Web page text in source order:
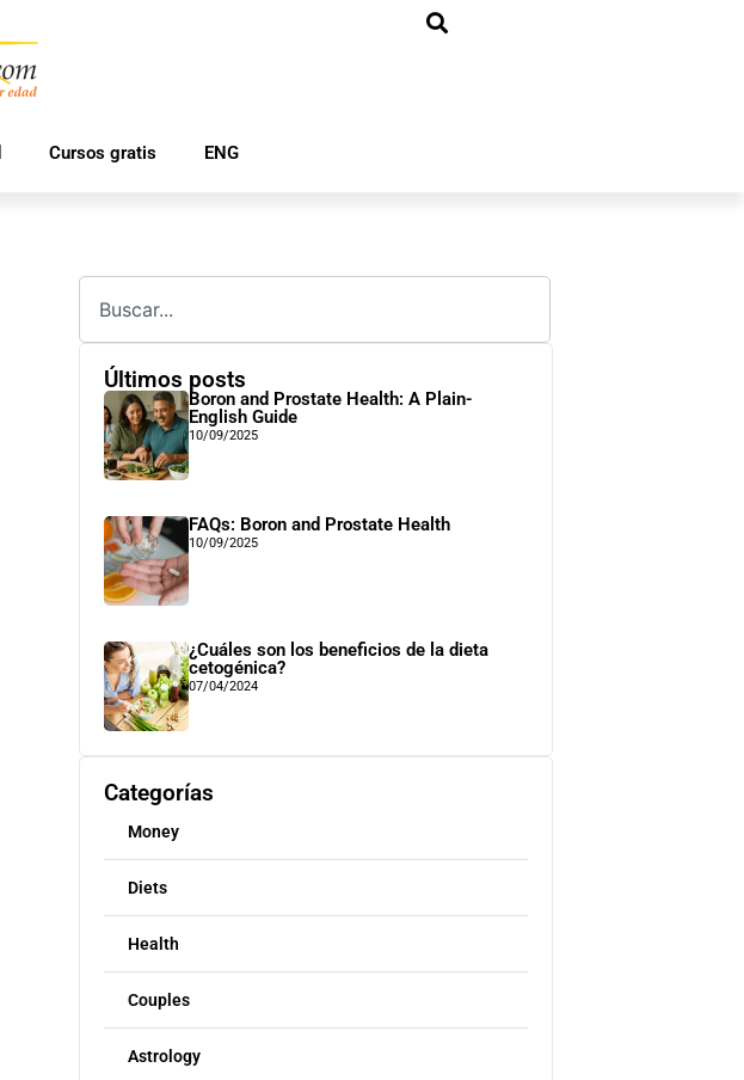
Cursos gratis ENG
Últimos posts
Boron and Prostate Health: A Plain-
English Guide
10/09/2025
FAQs: Boron and Prostate Health
10/09/2025
¿Cuáles son los beneficios de la dieta
cetogénica?
07/04/2024
Categorías
Money
Diets
Health
Couples
Astrology